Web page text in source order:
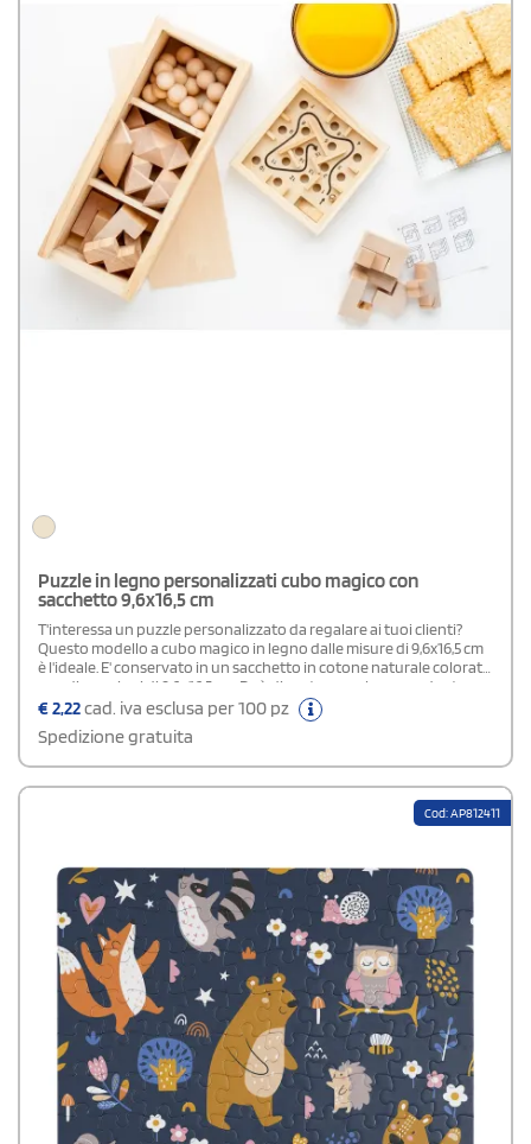
Puzzle in legno personalizzati cubo magico con
sacchetto 9,6x16,5 cm
T'interessa un puzzle personalizzato da regalare ai tuoi clienti?
Questo modello a cubo magico in legno dalle misure di 9,6x16,5 cm
è l'ideale. E' conservato in un sacchetto in cotone naturale colorato
con dimensioni di 9,6×16,5 cm. Può diventare anche un gadget
perfetto per fiere di settore.
€2,22cad. iva esclusa per 100 pz
Spedizione gratuita
Cod: AP812411